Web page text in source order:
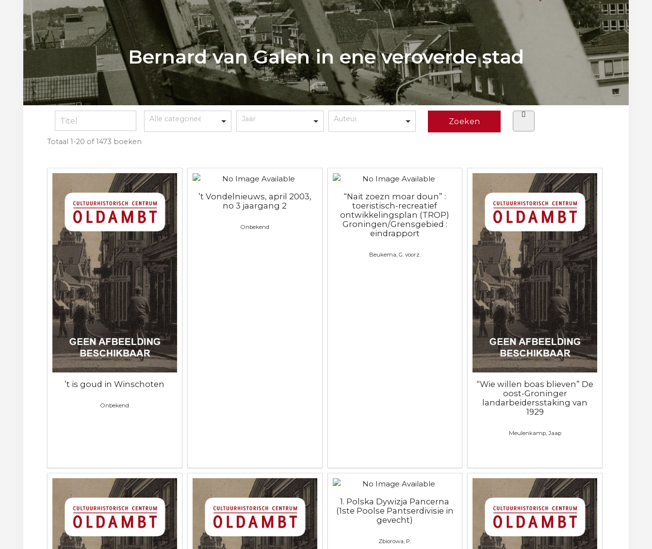
Bernard van Galen in ene veroverde stad
Totaal 1-20 of 1473 boeken
’t is goud in Winschoten
Onbekend
’t Vondelnieuws, april 2003,
no 3 jaargang 2
Onbekend
“Nait zoezn moar doun” :
toeristisch-recreatief
ontwikkelingsplan (TROP)
Groningen/Grensgebied :
eindrapport
Beukema, G. voorz.
“Wie willen boas blieven” De
oost-Groninger
landarbeidersstaking van
1929
Meulenkamp, Jaap
1. Polska Dywizja Pancerna
(1ste Poolse Pantserdivisie in
gevecht)
Zbiorowa, P.